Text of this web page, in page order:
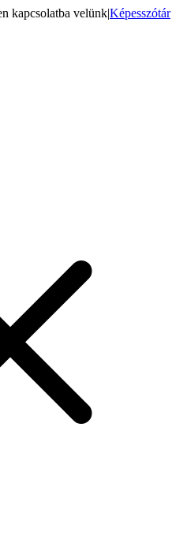
kapcsolatba velünk|Képesszótár